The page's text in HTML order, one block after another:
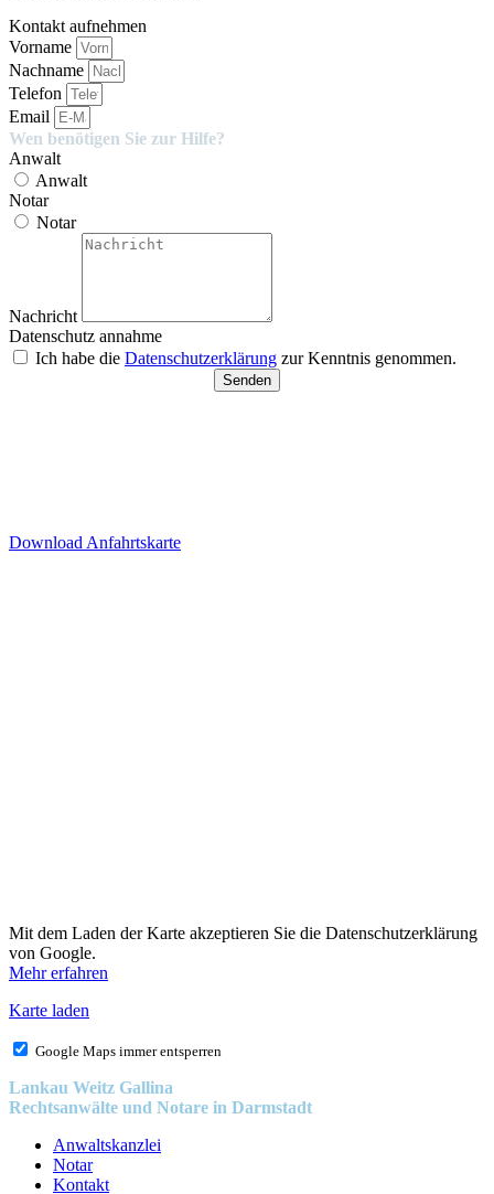
Kontakt aufnehmen
Vorname
Nachname
Telefon
Email
Wen benötigen Sie zur Hilfe?
Anwalt
Anwalt
Notar
Notar
Nachricht
Datenschutz annahme
Ich habe die Datenschutzerklärung zur Kenntnis genommen.
Senden
Download Anfahrtskarte
Mit dem Laden der Karte akzeptieren Sie die Datenschutzerklärung
von Google.
Mehr erfahren
Karte laden
Google Maps immer entsperren
Lankau Weitz Gallina
Rechtsanwälte und Notare in Darmstadt
Anwaltskanzlei
Notar
Kontakt